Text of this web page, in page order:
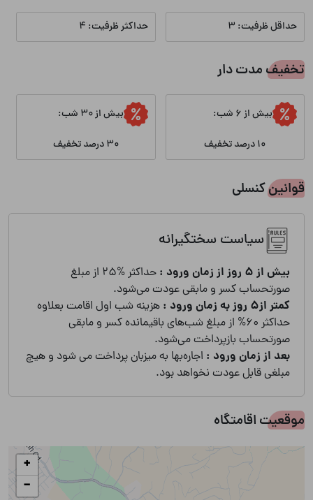
چشم انداز
ویو به کوهستان
کپسول آتش نشانی
انشعابات
آب برق
گاز
حداقل ظرفیت: 3 حداکثر ظرفیت: 4
تخفیف مدت دار
بیش از 6 شب:
10 درصد تخفیف
بیش از 30 شب:
30 درصد تخفیف
قوانین کنسلی
سیاست سختگیرانه
بیش از 5 روز از زمان ورود :
حداکثر %25 از مبلغ
صورتحساب کسر و مابقی عودت می‌شود.
کمتر از5 روز به زمان ورود :
هزینه شب اول اقامت بعلاوه
حداکثر 60% از مبلغ شب‌های باقیمانده کسر و مابقی
صورتحساب بازپرداخت می‌شود.
بعد از زمان ورود : اجاره‌بها به میزبان پرداخت می شود و هیچ
مبلغی قابل عودت نخواهد بود.
موقعیت اقامتگاه
+
−